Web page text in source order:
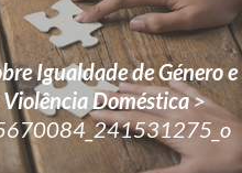
Igualdade de Género e
Doméstica>